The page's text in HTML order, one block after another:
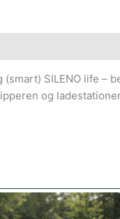
(smart) SILENO life
og